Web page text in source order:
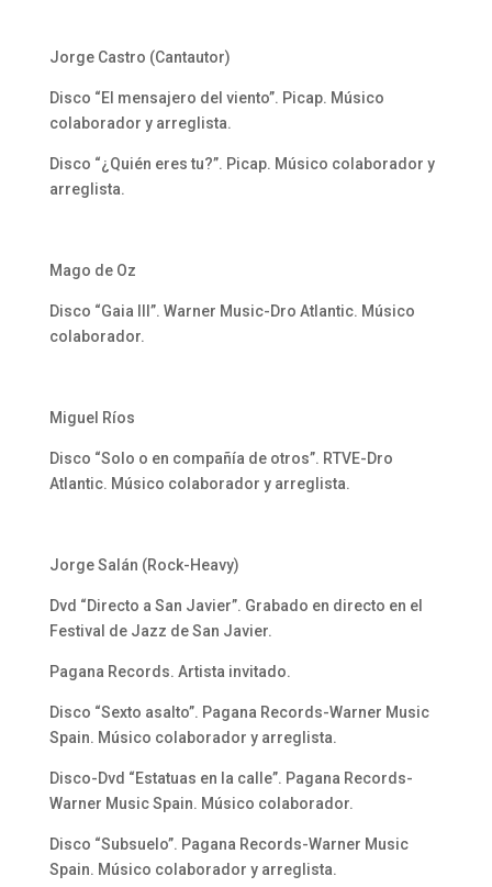
Jorge Castro (Cantautor)
Disco “El mensajero del viento”. Picap. Músico
colaborador y arreglista.
Disco “¿Quién eres tu?”. Picap. Músico colaborador y
arreglista.
Mago de Oz
Disco “Gaia III”. Warner Music-Dro Atlantic. Músico
colaborador.
Miguel Ríos
Disco “Solo o en compañía de otros”. RTVE-Dro
Atlantic. Músico colaborador y arreglista.
Jorge Salán (Rock-Heavy)
Dvd “Directo a San Javier”. Grabado en directo en el
Festival de Jazz de San Javier.
Pagana Records. Artista invitado.
Disco “Sexto asalto”. Pagana Records-Warner Music
Spain. Músico colaborador y arreglista.
Disco-Dvd “Estatuas en la calle”. Pagana Records-
Warner Music Spain. Músico colaborador.
Disco “Subsuelo”. Pagana Records-Warner Music
Spain. Músico colaborador y arreglista.